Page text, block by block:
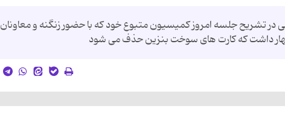
تشریح جلسه امروز کمیسیون متبوع خود که با حضور زنگنه و معاونان
داشت که کارت های سوخت بنزین حذف می شود